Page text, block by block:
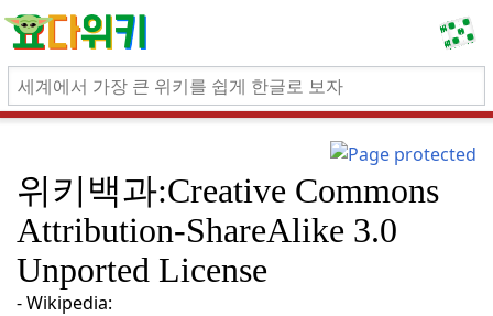
위키백과:Creative Commons
Attribution-ShareAlike 3.0
Unported License
Wikipedia: